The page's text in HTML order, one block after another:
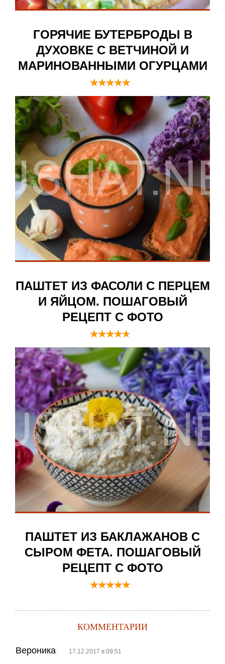
ГОРЯЧИЕ БУТЕРБРОДЫ В
ДУХОВКЕ С ВЕТЧИНОЙ И
МАРИНОВАННЫМИ ОГУРЦАМИ
ПАШТЕТ ИЗ ФАСОЛИ С ПЕРЦЕМ
И ЯЙЦОМ. ПОШАГОВЫЙ
РЕЦЕПТ С ФОТО
ПАШТЕТ ИЗ БАКЛАЖАНОВ С
СЫРОМ ФЕТА. ПОШАГОВЫЙ
РЕЦЕПТ С ФОТО
КОММЕНТАРИИ
Вероника: 17.12.2017 в 09:51